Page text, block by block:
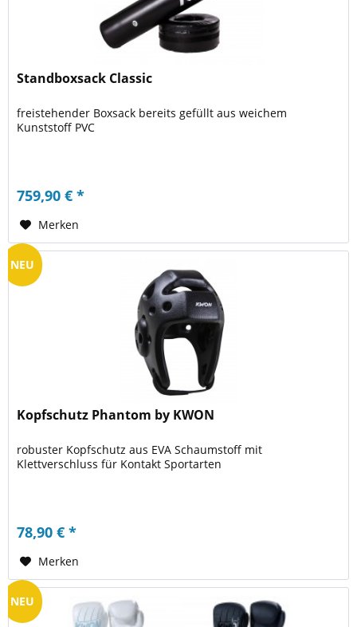
Standboxsack Classic
freistehender Boxsack bereits gefüllt aus weichem
Kunststoff PVC
759,90 € *
Merken
NEU
Kopfschutz Phantom by KWON
robuster Kopfschutz aus EVA Schaumstoff mit
Klettverschluss für Kontakt Sportarten
78,90 € *
Merken
NEU